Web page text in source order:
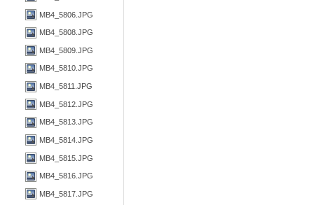
MB4_5806.JPG
MB4_5808.JPG
MB4_5809.JPG
MB4_5810.JPG
MB4_5811.JPG
MB4_5812.JPG
MB4_5813.JPG
MB4_5814.JPG
MB4_5815.JPG
MB4_5816.JPG
MB4_5817.JPG